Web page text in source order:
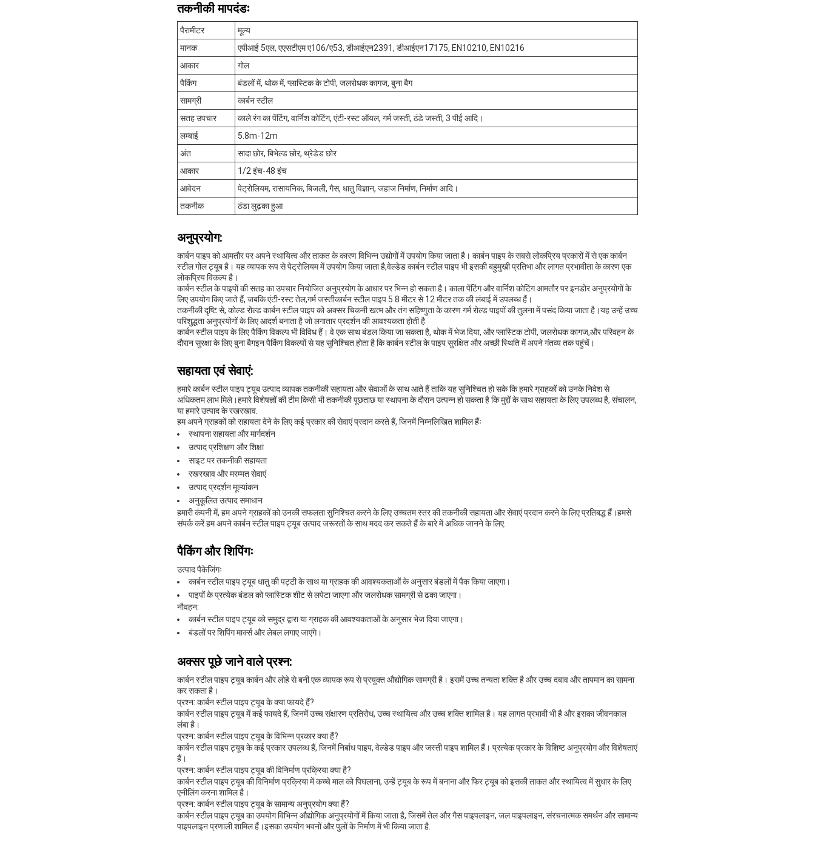
तकनीकी मापदंडः
पैरामीटर
मूल्य
मानक
एपीआई 5एल, एएसटीएम ए106/ए53, डीआईएन2391, डीआईएन17175, EN10210, EN10216
आकार
गोल
पैकिंग
बंडलों में, थोक में, प्लास्टिक के टोपी, जलरोधक कागज, बुना बैग
सामग्री
कार्बन स्टील
सतह उपचार
काले रंग का पेंटिंग, वार्निश कोटिंग, एंटी-रस्ट ऑयल, गर्म जस्ती, ठंडे जस्ती, 3 पीई आदि।
लम्बाई
5.8m-12m
अंत
सादा छोर, बिभेल्ड छोर, थ्रेडेड छोर
आकार
1/2 इंच-48 इंच
आवेदन
पेट्रोलियम, रासायनिक, बिजली, गैस, धातु विज्ञान, जहाज निर्माण, निर्माण आदि।
तकनीक
ठंडा लुढ़का हुआ
अनुप्रयोग:
कार्बन पाइप को आमतौर पर अपने स्थायित्व और ताकत के कारण विभिन्न उद्योगों में उपयोग किया जाता है। कार्बन पाइप के सबसे लोकप्रिय प्रकारों में से एक कार्बन
स्टील गोल ट्यूब है। यह व्यापक रूप से पेट्रोलियम में उपयोग किया जाता है,वेल्डेड कार्बन स्टील पाइप भी इसकी बहुमुखी प्रतिभा और लागत प्रभावीता के कारण एक
लोकप्रिय विकल्प है।
कार्बन स्टील के पाइपों की सतह का उपचार नियोजित अनुप्रयोग के आधार पर भिन्न हो सकता है। काला पेंटिंग और वार्निश कोटिंग आमतौर पर इनडोर अनुप्रयोगों के
लिए उपयोग किए जाते हैं, जबकि एंटी-रस्ट तेल,गर्म जस्तीकार्बन स्टील पाइप 5.8 मीटर से 12 मीटर तक की लंबाई में उपलब्ध हैं।
तकनीकी दृष्टि से, कोल्ड रोल्ड कार्बन स्टील पाइप को अक्सर चिकनी खत्म और तंग सहिष्णुता के कारण गर्म रोल्ड पाइपों की तुलना में पसंद किया जाता है।यह उन्हें उच्च
परिशुद्धता अनुप्रयोगों के लिए आदर्श बनाता है जो लगातार प्रदर्शन की आवश्यकता होती है.
कार्बन स्टील पाइप के लिए पैकिंग विकल्प भी विविध हैं। वे एक साथ बंडल किया जा सकता है, थोक में भेज दिया, और प्लास्टिक टोपी, जलरोधक कागज,और परिवहन के
दौरान सुरक्षा के लिए बुना बैगइन पैकिंग विकल्पों से यह सुनिश्चित होता है कि कार्बन स्टील के पाइप सुरक्षित और अच्छी स्थिति में अपने गंतव्य तक पहुंचें।
सहायता एवं सेवाएं:
हमारे कार्बन स्टील पाइप ट्यूब उत्पाद व्यापक तकनीकी सहायता और सेवाओं के साथ आते हैं ताकि यह सुनिश्चित हो सके कि हमारे ग्राहकों को उनके निवेश से
अधिकतम लाभ मिले।हमारे विशेषज्ञों की टीम किसी भी तकनीकी पूछताछ या स्थापना के दौरान उत्पन्न हो सकता है कि मुद्दों के साथ सहायता के लिए उपलब्ध है, संचालन,
या हमारे उत्पाद के रखरखाव.
हम अपने ग्राहकों को सहायता देने के लिए कई प्रकार की सेवाएं प्रदान करते हैं, जिनमें निम्नलिखित शामिल हैंः
स्थापना सहायता और मार्गदर्शन
उत्पाद प्रशिक्षण और शिक्षा
साइट पर तकनीकी सहायता
रखरखाव और मरम्मत सेवाएं
उत्पाद प्रदर्शन मूल्यांकन
अनुकूलित उत्पाद समाधान
हमारी कंपनी में, हम अपने ग्राहकों को उनकी सफलता सुनिश्चित करने के लिए उच्चतम स्तर की तकनीकी सहायता और सेवाएं प्रदान करने के लिए प्रतिबद्ध हैं।हमसे
संपर्क करें हम अपने कार्बन स्टील पाइप ट्यूब उत्पाद जरूरतों के साथ मदद कर सकते हैं के बारे में अधिक जानने के लिए.
पैकिंग और शिपिंगः
उत्पाद पैकेजिंगः
कार्बन स्टील पाइप ट्यूब धातु की पट्टी के साथ या ग्राहक की आवश्यकताओं के अनुसार बंडलों में पैक किया जाएगा।
पाइपों के प्रत्येक बंडल को प्लास्टिक शीट से लपेटा जाएगा और जलरोधक सामग्री से ढका जाएगा।
नौवहन:
कार्बन स्टील पाइप ट्यूब को समुद्र द्वारा या ग्राहक की आवश्यकताओं के अनुसार भेज दिया जाएगा।
बंडलों पर शिपिंग मार्क्स और लेबल लगाए जाएंगे।
अक्सर पूछे जाने वाले प्रश्न:
कार्बन स्टील पाइप ट्यूब कार्बन और लोहे से बनी एक व्यापक रूप से प्रयुक्त औद्योगिक सामग्री है। इसमें उच्च तन्यता शक्ति है और उच्च दबाव और तापमान का सामना
कर सकता है।
प्रश्न: कार्बन स्टील पाइप ट्यूब के क्या फायदे हैं?
कार्बन स्टील पाइप ट्यूब में कई फायदे हैं, जिनमें उच्च संक्षारण प्रतिरोध, उच्च स्थायित्व और उच्च शक्ति शामिल है। यह लागत प्रभावी भी है और इसका जीवनकाल
लंबा है।
प्रश्न: कार्बन स्टील पाइप ट्यूब के विभिन्न प्रकार क्या हैं?
कार्बन स्टील पाइप ट्यूब के कई प्रकार उपलब्ध हैं, जिनमें निर्बाध पाइप, वेल्डेड पाइप और जस्ती पाइप शामिल हैं। प्रत्येक प्रकार के विशिष्ट अनुप्रयोग और विशेषताएं
हैं।
प्रश्न: कार्बन स्टील पाइप ट्यूब की विनिर्माण प्रक्रिया क्या है?
कार्बन स्टील पाइप ट्यूब की विनिर्माण प्रक्रिया में कच्चे माल को पिघलाना, उन्हें ट्यूब के रूप में बनाना और फिर ट्यूब को इसकी ताकत और स्थायित्व में सुधार के लिए
एनीलिंग करना शामिल है।
प्रश्न: कार्बन स्टील पाइप ट्यूब के सामान्य अनुप्रयोग क्या हैं?
कार्बन स्टील पाइप ट्यूब का उपयोग विभिन्न औद्योगिक अनुप्रयोगों में किया जाता है, जिसमें तेल और गैस पाइपलाइन, जल पाइपलाइन, संरचनात्मक समर्थन और सामान्य
पाइपलाइन प्रणाली शामिल हैं।इसका उपयोग भवनों और पुलों के निर्माण में भी किया जाता है.